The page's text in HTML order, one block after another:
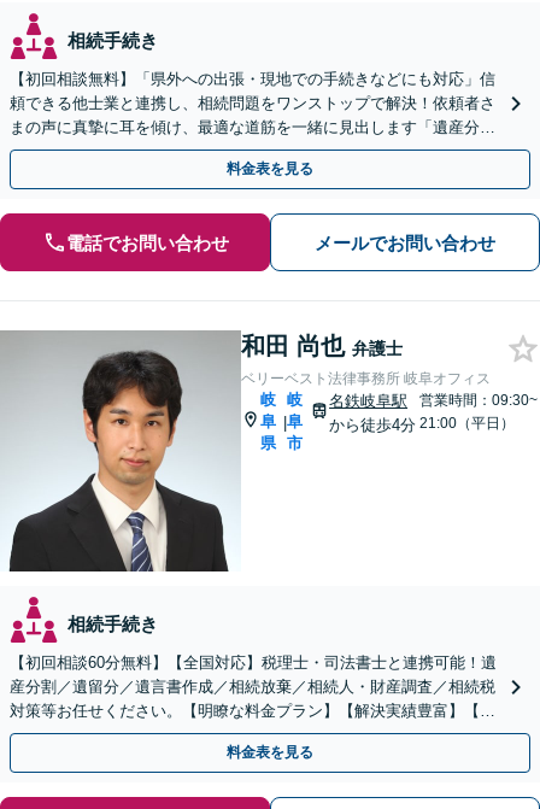
相続手続き
【初回相談無料】「県外への出張・現地での手続きなどにも対応」信
頼できる他士業と連携し、相続問題をワンストップで解決！依頼者さ
まの声に真摯に耳を傾け、最適な道筋を一緒に見出します「遺産分割
／寄与分／成年後見／遺留分／相続放棄／遺言書作成など」
料金表を見る
電話でお問い合わせ メールでお問い合わせ
和田 尚也 弁護士
ベリーベスト法律事務所 岐阜オフィス
岐
阜
県
|
岐
阜
市
名鉄岐阜駅
から徒歩4分
営業時間：09:30~
21:00（平日）
相続手続き
【初回相談60分無料】【全国対応】税理士・司法書士と連携可能！遺
産分割／遺留分／遺言書作成／相続放棄／相続人・財産調査／相続税
対策等お任せください。【明瞭な料金プラン】【解決実績豊富】【電
話相談可】
料金表を見る